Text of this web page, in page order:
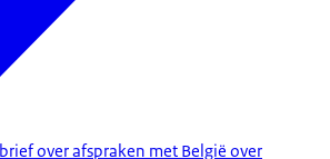
over afspraken met België over